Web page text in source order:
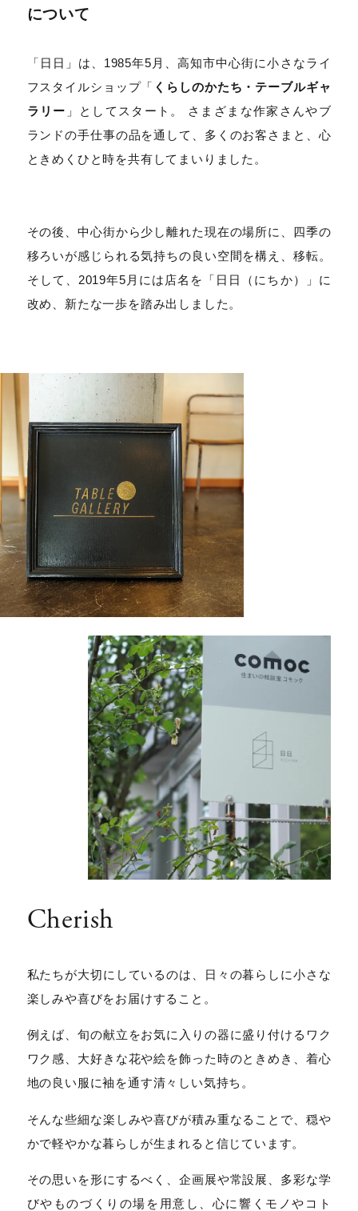
について
「日日」は、1985年5月、高知市中心街に小さなライ
フスタイルショップ「 くらしのかたち・テーブルギャ
ラリー 」としてスタート。 さまざまな作家さんやブ
ランドの手仕事の品を通して、多くのお客さまと、心
ときめくひと時を共有してまいりました。
その後、中心街から少し離れた現在の場所に、四季の
移ろいが感じられる気持ちの良い空間を構え、移転。
そして、2019年5月には店名を「日日（にちか）」に
改め、新たな一歩を踏み出しました。
Cherish
私たちが大切にしているのは、日々の暮らしに小さな
楽しみや喜びをお届けすること。
例えば、旬の献立をお気に入りの器に盛り付けるワク
ワク感、大好きな花や絵を飾った時のときめき、着心
地の良い服に袖を通す清々しい気持ち。
そんな些細な楽しみや喜びが積み重なることで、穏や
かで軽やかな暮らしが生まれると信じています。
その思いを形にするべく、企画展や常設展、多彩な学
びやものづくりの場を用意し、心に響くモノやコト